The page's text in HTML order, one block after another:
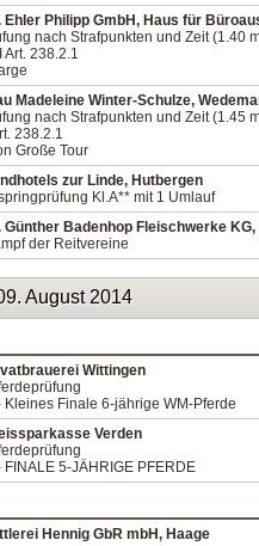
Ehler Philipp GmbH, Haus für
nach Strafpunkten und Zeit (1.40
Art. 238.2.1
Madeleine Winter-Schulze,
nach Strafpunkten und Zeit (1.45
238.2.1
Große Tour
zur Linde, Hutbergen
Kl.A** mit 1 Umlauf
Günther Badenhop Fleischwerke KG,
der Reitvereine
August 2014
Wittingen
Kleines Finale 6-jährige WM-Pferde
Verden
FINALE 5-JÄHRIGE PFERDE
Hennig GbR mbH, Haage